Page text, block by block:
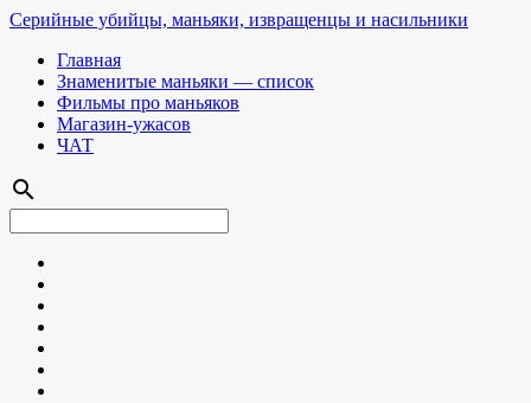
Серийные убийцы, маньяки, извращенцы и насильники
Главная
Знаменитые маньяки — список
Фильмы про маньяков
Магазин-ужасов
ЧАТ
search